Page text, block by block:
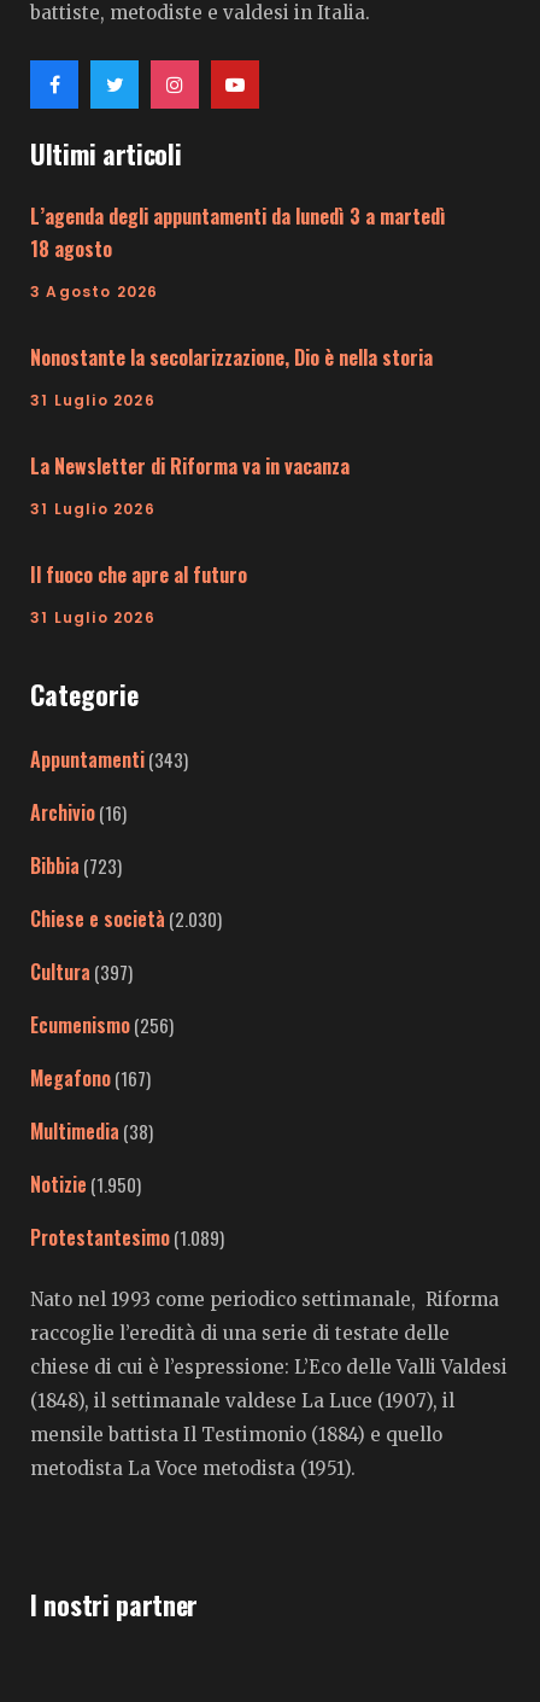
battiste, metodiste e valdesi in Italia.
Ultimi articoli
L’agenda degli appuntamenti da lunedì 3 a martedì
18 agosto
3 Agosto 2026
Nonostante la secolarizzazione, Dio è nella storia
31 Luglio 2026
La Newsletter di Riforma va in vacanza
31 Luglio 2026
Il fuoco che apre al futuro
31 Luglio 2026
Categorie
Appuntamenti(343)
Archivio(16)
Bibbia (723)
Chiese e società (2.030)
Cultura (397)
Ecumenismo(256)
Megafono(167)
Multimedia (38)
Notizie (1.950)
Protestantesimo(1.089)
Nato nel 1993 come periodico settimanale, Riforma
raccoglie l’eredità di una serie di testate delle
chiese di cui è l’espressione: L’Eco delle Valli Valdesi
(1848), il settimanale valdese La Luce (1907), il
mensile battista Il Testimonio (1884) e quello
metodista La Voce metodista (1951).
I nostri partner